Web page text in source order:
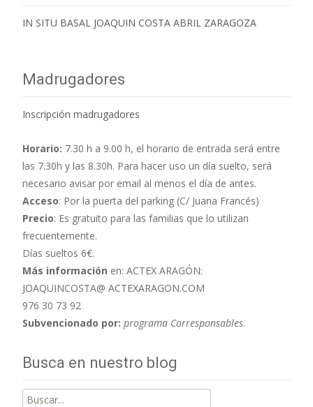
IN SITU BASAL JOAQUIN COSTA ABRIL ZARAGOZA
Madrugadores
Inscripción madrugadores
Horario: 7.30 h a 9.00 h, el horario de entrada será entre
las 7.30h y las 8.30h. Para hacer uso un día suelto, será
necesario avisar por email al menos el día de antes.
Acceso: Por la puerta del parking (C/ Juana Francés)
Precio: Es gratuito para las familias que lo utilizan
frecuentemente.
Días sueltos 6€.
Más información en: ACTEX ARAGÓN:
JOAQUINCOSTA@ ACTEXARAGON.COM
976 30 73 92
Subvencionado por: programa Corresponsables.
Busca en nuestro blog
Buscar